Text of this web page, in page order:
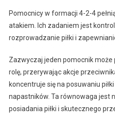
Pomocnicy w formacji 4-2-4
atakiem. Ich zadaniem jest
rozprowadzanie piłki i
Zazwyczaj jeden pomocnik
rolę, przerywając akcje
koncentruje się na posuwaniu
napastników. Ta równowaga jest
posiadania piłki i skutecznego